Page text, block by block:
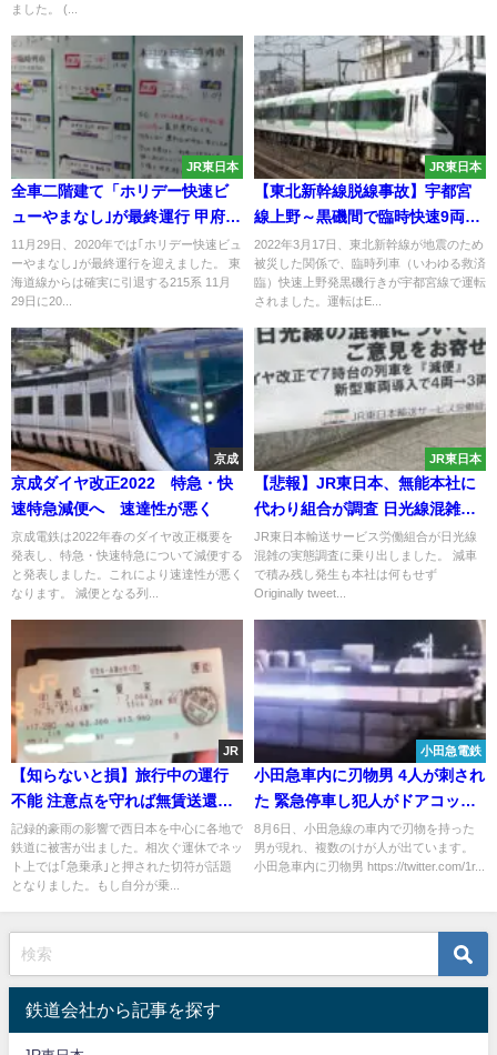
ました。 (...
JR東日本
全車二階建て「ホリデー快速ビ
ューやまなし｣が最終運行 甲府駅
では"メッセージ" 215系
11月29日、2020年では｢ホリデー快速ビュ
ーやまなし｣が最終運行を迎えました。 東
海道線からは確実に引退する215系 11月
29日に20...
JR東日本
【東北新幹線脱線事故】宇都宮
線上野～黒磯間で臨時快速9両が
E257系OM-91編成で運転
2022年3月17日、東北新幹線が地震のため
被災した関係で、臨時列車（いわゆる救済
臨）快速上野発黒磯行きが宇都宮線で運転
されました。運転はE...
京成
京成ダイヤ改正2022 特急・快
速特急減便へ 速達性が悪く
京成電鉄は2022年春のダイヤ改正概要を
発表し、特急・快速特急について減便する
と発表しました。これにより速達性が悪く
なります。 減便となる列...
JR東日本
【悲報】JR東日本、無能本社に
代わり組合が調査 日光線混雑の
実態を調べるために現業が自主
的に駅前チラシ配布
JR東日本輸送サービス労働組合が日光線
混雑の実態調査に乗り出しました。 減車
で積み残し発生も本社は何もせず
Originally tweet...
JR
【知らないと損】旅行中の運行
不能 注意点を守れば無賃送還で
往復無料に 事故列変と急乗承の
違いとは
記録的豪雨の影響で西日本を中心に各地で
鉄道に被害が出ました。相次ぐ運休でネッ
ト上では｢急乗承｣と押された切符が話題
となりました。もし自分が乗...
小田急電鉄
小田急車内に刃物男 4人が刺され
た 緊急停車し犯人がドアコック
使い線路に逃走
8月6日、小田急線の車内で刃物を持った
男が現れ、複数のけが人が出ています。
小田急車内に刃物男 https://twitter.com/1r...
鉄道会社から記事を探す